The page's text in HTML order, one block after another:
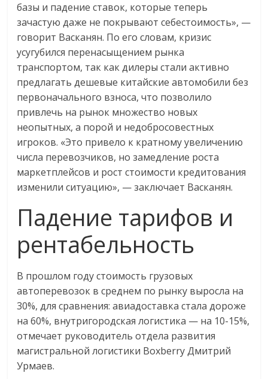
базы и падение ставок, которые теперь
зачастую даже не покрывают себестоимость», —
говорит Васканян. По его словам, кризис
усугубился перенасыщением рынка
транспортом, так как дилеры стали активно
предлагать дешевые китайские автомобили без
первоначального взноса, что позволило
привлечь на рынок множество новых
неопытных, а порой и недобросовестных
игроков. «Это привело к кратному увеличению
числа перевозчиков, но замедление роста
маркетплейсов и рост стоимости кредитования
изменили ситуацию», — заключает Васканян.
Падение тарифов и
рентабельность
В прошлом году стоимость грузовых
автоперевозок в среднем по рынку выросла на
30%, для сравнения: авиадоставка стала дороже
на 60%, внутригородская логистика — на 10-15%,
отмечает руководитель отдела развития
магистральной логистики Boxberry Дмитрий
Урмаев.